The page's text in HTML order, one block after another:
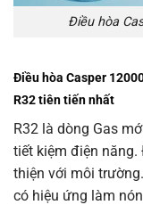
Điều hòa
Điều hòa Casper
R32 tiên tiến nhất
R32 là dòng Gas
tiết kiệm điện
thiện với môi
có hiệu ứng làm